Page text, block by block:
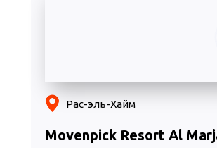
Movenpick Resort Al
Рас-эль-Хайм